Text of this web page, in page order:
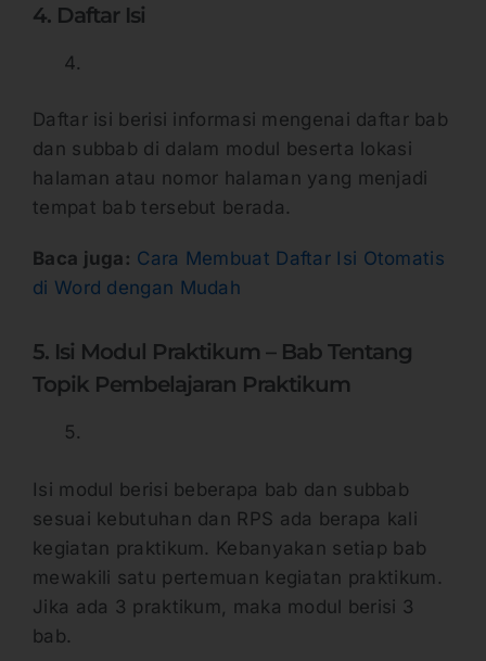
4. Daftar Isi
Daftar isi berisi informasi mengenai daftar bab
dan subbab di dalam modul beserta lokasi
halaman atau nomor halaman yang menjadi
tempat bab tersebut berada.
Baca juga: Cara Membuat Daftar Isi Otomatis
di Word dengan Mudah
5. Isi Modul Praktikum – Bab Tentang
Topik Pembelajaran Praktikum
Isi modul berisi beberapa bab dan subbab
sesuai kebutuhan dan RPS ada berapa kali
kegiatan praktikum. Kebanyakan setiap bab
mewakili satu pertemuan kegiatan praktikum.
Jika ada 3 praktikum, maka modul berisi 3
bab.